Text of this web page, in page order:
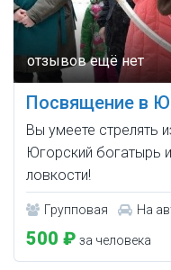
Посвящение в
Вы умеете стрелять
Югорский богатырь
ловкости!
Групповая На
500 ₽ за человека